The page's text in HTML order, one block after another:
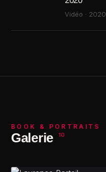
Vidéo · 2020
BOOK & PORTRAITS
Galerie 10